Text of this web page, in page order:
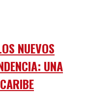
NUEVOS
UNA